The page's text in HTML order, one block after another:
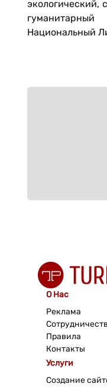
экологический,
Национальный
О Нас
Реклама
Правила
Контакты
Услуги
Создание